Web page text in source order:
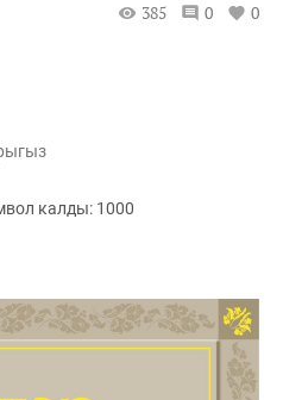
385 0 0
калды: 1000